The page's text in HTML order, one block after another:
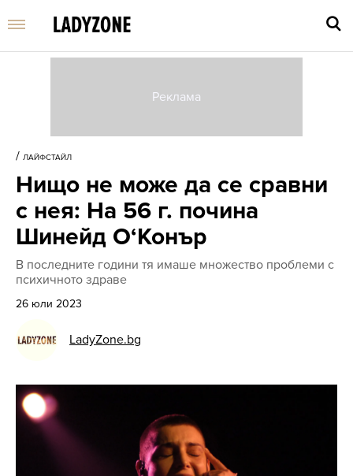
и
/ ЛАЙФСТАЙЛ
Нищо не може да се сравни
с нея: На 56 г. почина
Шинейд О‘Конър
В последните години тя имаше множество проблеми с
психичното здраве
26 юли 2023
LadyZone.bg